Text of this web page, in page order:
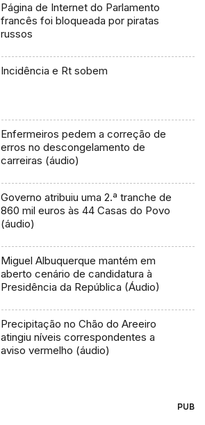
Página de Internet do Parlamento
francês foi bloqueada por piratas
russos
Incidência e Rt sobem
Enfermeiros pedem a correção de
erros no descongelamento de
carreiras (áudio)
Governo atribuiu uma 2.ª tranche de
860 mil euros às 44 Casas do Povo
(áudio)
Miguel Albuquerque mantém em
aberto cenário de candidatura à
Presidência da República (Áudio)
Precipitação no Chão do Areeiro
atingiu níveis correspondentes a
aviso vermelho (áudio)
PUB